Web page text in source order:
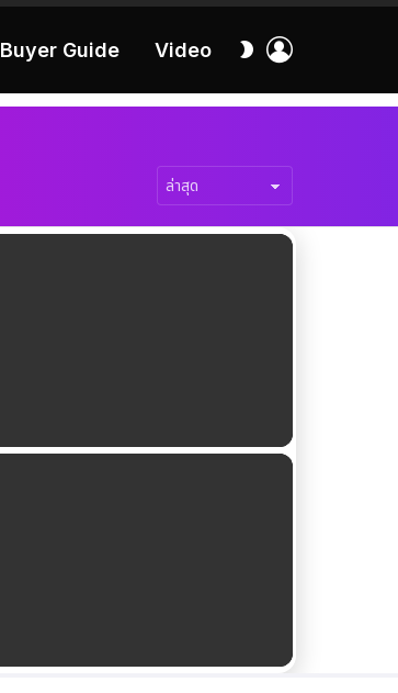
Buyer Guide Video
สลับ